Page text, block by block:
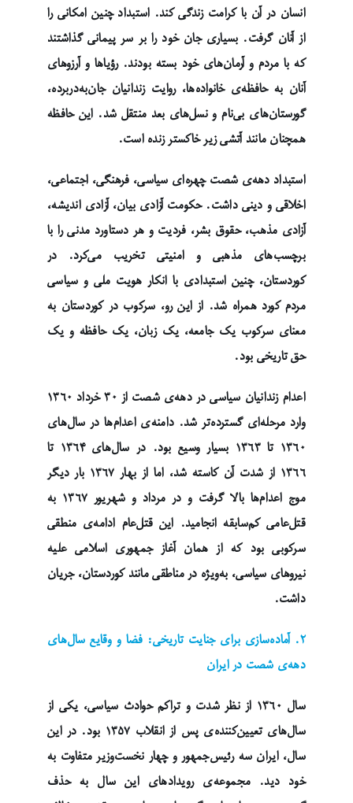
انسان در آن با کرامت زندگی کند. استبداد چنین امکانی را
از آنان گرفت. بسیاری جان خود را بر سر پیمانی گذاشتند
که با مردم و آرمان‌های خود بسته بودند. رؤیاها و آرزوهای
آنان به حافظه‌ی خانواده‌ها، روایت زندانیان جان‌به‌دربرده،
گورستان‌های بی‌نام و نسل‌های بعد منتقل شد. این حافظه
همچنان مانند آتشی زیر خاکستر زنده است.
استبداد دهه‌ی شصت چهره‌ای سیاسی، فرهنگی، اجتماعی،
اخلاقی و دینی داشت. حکومت آزادی بیان، آزادی اندیشه،
آزادی مذهب، حقوق بشر، فردیت و هر دستاورد مدنی را با
برچسب‌های مذهبی و امنیتی تخریب می‌کرد. در
کوردستان، چنین استبدادی با انکار هویت ملی و سیاسی
مردم کورد همراه شد. از این رو، سرکوب در کوردستان به
معنای سرکوب یک جامعه، یک زبان، یک حافظه و یک
حق تاریخی بود.
اعدام زندانیان سیاسی در دهه‌ی شصت از ۳۰ خرداد ۱۳۶۰
وارد مرحله‌ای گسترده‌تر شد. دامنه‌ی اعدام‌ها در سال‌های
۱۳۶۰ تا ۱۳۶۳ بسیار وسیع بود. در سال‌های ۱۳۶۴ تا
۱۳۶۶ از شدت آن کاسته شد، اما از بهار ۱۳۶۷ بار دیگر
موج اعدام‌ها بالا گرفت و در مرداد و شهریور ۱۳۶۷ به
قتل‌عامی کم‌سابقه انجامید. این قتل‌عام ادامه‌ی منطقی
سرکوبی بود که از همان آغاز جمهوری اسلامی علیه
نیروهای سیاسی، به‌ویژه در مناطقی مانند کوردستان، جریان
داشت.
۲. آماده‌سازی برای جنایت تاریخی: فضا و وقایع سال‌های
دهه‌ی شصت در ایران
سال ۱۳۶۰ از نظر شدت و تراکم حوادث سیاسی، یکی از
سال‌های تعیین‌کننده‌ی پس از انقلاب ۱۳۵۷ بود. در این
سال، ایران سه رئیس‌جمهور و چهار نخست‌وزیر متفاوت به
خود دید. مجموعه‌ی رویدادهای این سال به حذف